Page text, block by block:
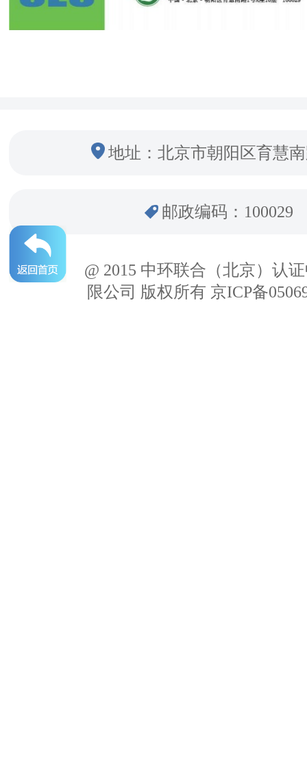
地址：北京市朝阳区育慧
邮政编码：100029
@ 2015 中环联合（北京）认
限公司 版权所有 京ICP备